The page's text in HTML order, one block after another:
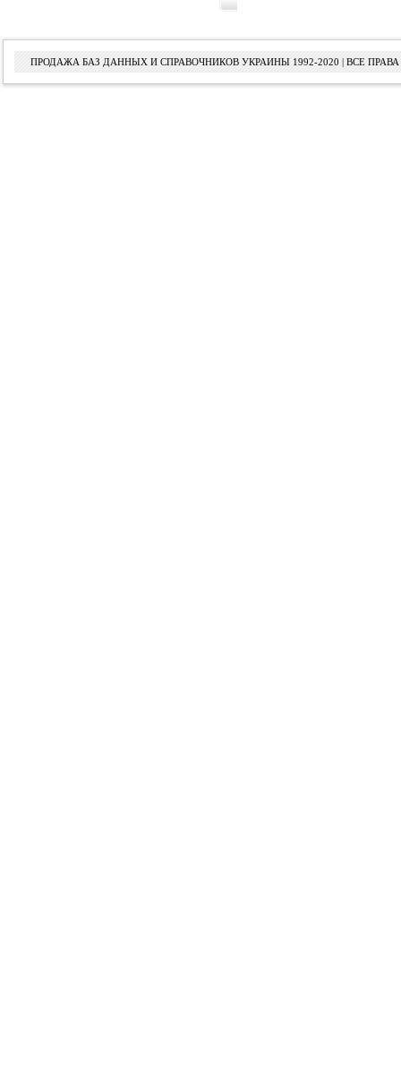
ПРОДАЖА БАЗ ДАННЫХ И СПРАВОЧНИКОВ УКРАИНЫ 1992-2020 | ВСЕ